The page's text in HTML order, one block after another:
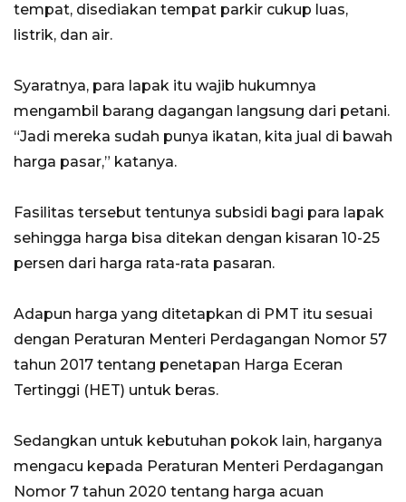
tempat, disediakan tempat parkir cukup luas,
listrik, dan air.
Syaratnya, para lapak itu wajib hukumnya
mengambil barang dagangan langsung dari petani.
“Jadi mereka sudah punya ikatan, kita jual di bawah
harga pasar,” katanya.
Fasilitas tersebut tentunya subsidi bagi para lapak
sehingga harga bisa ditekan dengan kisaran 10-25
persen dari harga rata-rata pasaran.
Adapun harga yang ditetapkan di PMT itu sesuai
dengan Peraturan Menteri Perdagangan Nomor 57
tahun 2017 tentang penetapan Harga Eceran
Tertinggi (HET) untuk beras.
Sedangkan untuk kebutuhan pokok lain, harganya
mengacu kepada Peraturan Menteri Perdagangan
Nomor 7 tahun 2020 tentang harga acuan